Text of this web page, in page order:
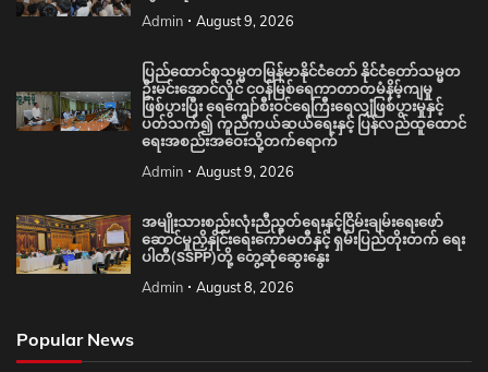
Admin August 9, 2026
ပြည်ထောင်စုသမ္မတမြန်မာနိုင်ငံတော် နိုင်ငံတော်သမ္မတ
ဦးမင်းအောင်လှိုင် ငဝန်မြစ်ရေကာတာတမံနိမ့်ကျမှု
ဖြစ်ပွားပြီး ရေကျော်စီးဝင်ရေကြီးရေလျှံဖြစ်ပွားမှုနှင့်
ပတ်သက်၍ ကူညီကယ်ဆယ်ရေးနှင့် ပြန်လည်ထူထောင်
ရေးအစည်းအဝေးသို့တက်ရောက်
Admin August 9, 2026
အမျိုးသားစည်းလုံးညီညွတ်ရေးနှင့်ငြိမ်းချမ်းရေးဖော်
ဆောင်မှုညှိနှိုင်းရေးကော်မတီနှင့် ရှမ်းပြည်တိုးတက် ရေး
ပါတီ(SSPP)တို့ တွေ့ဆုံဆွေးနွေး
Admin August 8, 2026
Popular News